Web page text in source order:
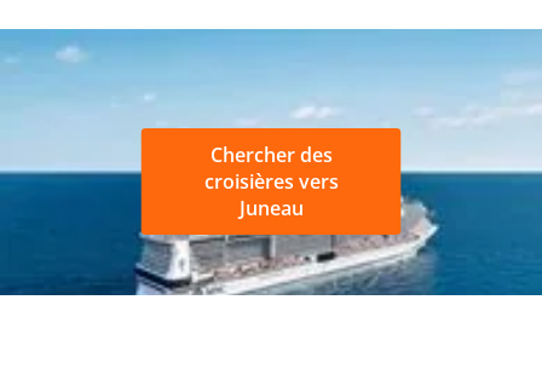
Chercher des
croisières vers
Juneau